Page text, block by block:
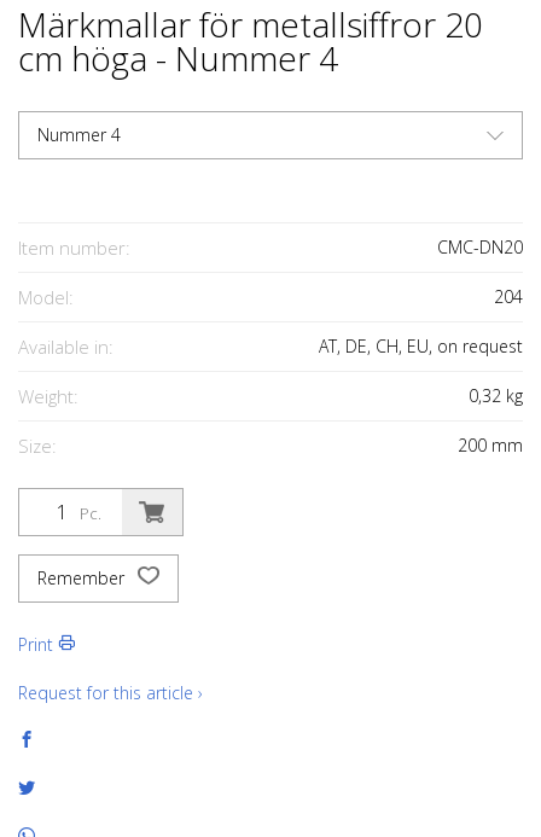
Märkmallar för metallsiffror 20
cm höga - Nummer 4
Nummer 4
Item number: CMC-DN20
Model: 204
Available in: AT, DE, CH, EU, on request
Weight: 0,32 kg
Size: 200 mm
Pc.
Remember
Print
Request for this article ›